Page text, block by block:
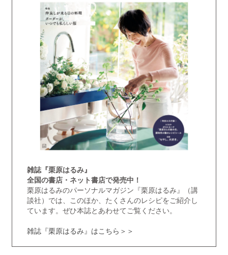
雑誌『栗原はるみ』
全国の書店・ネット書店で発売中！
栗原はるみのパーソナルマガジン『栗原はるみ』（講
談社）では、このほか、たくさんのレシピをご紹介し
ています。ぜひ本誌とあわせてご覧ください。
雑誌『栗原はるみ』はこちら＞＞